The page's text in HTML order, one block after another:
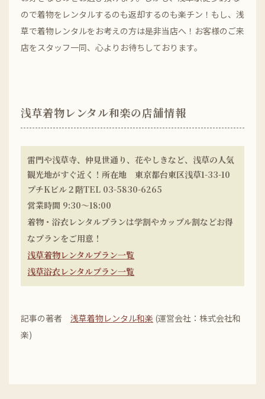
ので着物をレンタルするのも返却するのも楽チン！もし、浅
草で着物レンタルをお考えの方は是非当店へ！お客様のご来
店をスタッフ一同、心よりお待ちしております。
浅草着物レンタル和楽の店舗情報
雷門や浅草寺、仲見世通り、花やしきなど、浅草の人気
観光地がすぐ近く！所在地 東京都台東区浅草1-33-10
プチKビル２階TEL 03-5830-6265
営業時間 9:30〜18:00
着物・浴衣レンタルプランは学割やカップル割などお得
なプランをご用意！
浅草着物レンタルプラン一覧
浅草浴衣レンタルプラン一覧
記事の著者 浅草着物レンタル和楽 (運営会社：株式会社和
楽)